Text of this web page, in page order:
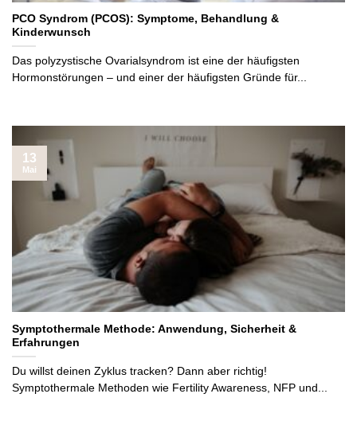
PCO Syndrom (PCOS): Symptome, Behandlung &
Kinderwunsch
Das polyzystische Ovarialsyndrom ist eine der häufigsten
Hormonstörungen – und einer der häufigsten Gründe für...
Symptothermale Methode: Anwendung, Sicherheit &
Erfahrungen
Du willst deinen Zyklus tracken? Dann aber richtig!
Symptothermale Methoden wie Fertility Awareness, NFP und...
13
Mai